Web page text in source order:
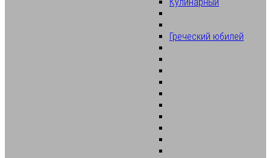
Греческий юбилей